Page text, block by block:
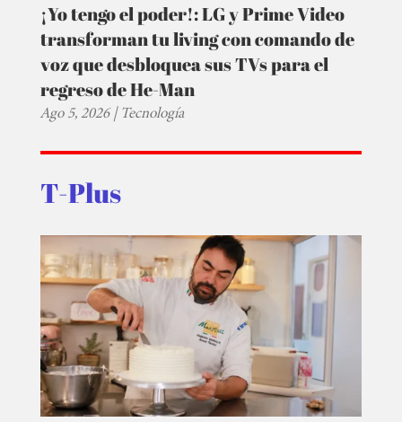
¡Yo tengo el poder!: LG y Prime Video
transforman tu living con comando de
voz que desbloquea sus TVs para el
regreso de He-Man
Ago 5, 2026|Tecnología
T-Plus